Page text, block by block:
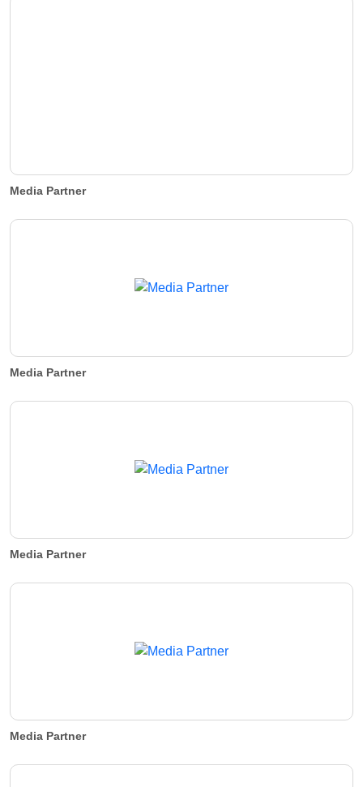
Media Partner
Media Partner
Media Partner
Media Partner